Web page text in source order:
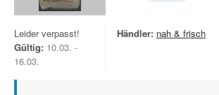
Leider verpasst!
Gültig: 10.03. -
16.03.
Händler: nah & frisch